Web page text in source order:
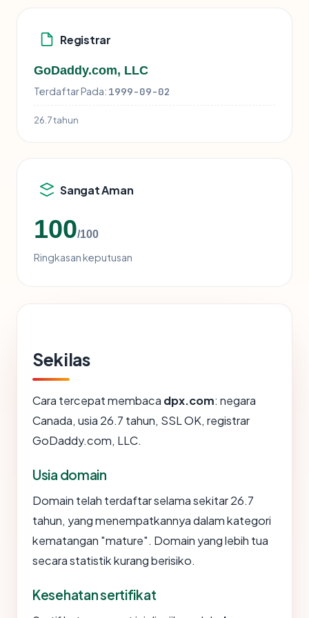
Registrar
GoDaddy.com, LLC
Terdaftar Pada: 1999-09-02
26.7 tahun
Sangat Aman
100/100
Ringkasan keputusan
Sekilas
Cara tercepat membaca dpx.com: negara
Canada, usia 26.7 tahun, SSL OK, registrar
GoDaddy.com, LLC.
Usia domain
Domain telah terdaftar selama sekitar 26.7
tahun, yang menempatkannya dalam kategori
kematangan "mature". Domain yang lebih tua
secara statistik kurang berisiko.
Kesehatan sertifikat